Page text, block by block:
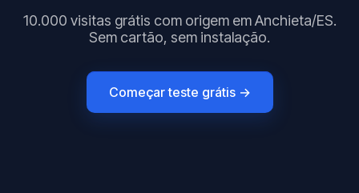
10.000 visitas grátis com origem em Anchieta/ES.
Sem cartão, sem instalação.
Começar teste grátis →